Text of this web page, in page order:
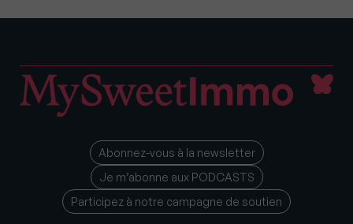
Abonnez-vous à la newsletter
Je m’abonne aux PODCASTS
Participez à notre campagne de soutien